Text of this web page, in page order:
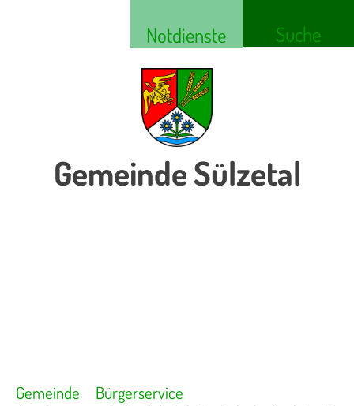
Notdienste Suche
Gemeinde Sülzetal
Gemeinde
Bürgerservice